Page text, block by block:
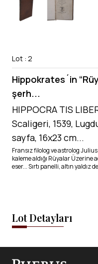
Lot : 2
Hippokrates´in
şerh...
HIPPOCRA TIS
Scaligeri, 1539,
sayfa, 16x23 cm...
Fransız filolog ve astrolog
kaleme aldığı Rüyalar Üzerine
eser... Sırtı panelli, altın yaldız
Lot Detayları